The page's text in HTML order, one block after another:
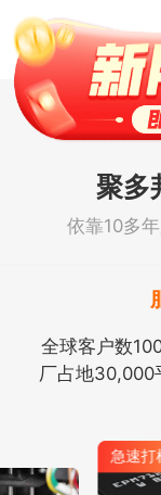
聚多
依靠10多
全球客户数
厂占地30,000
急速打